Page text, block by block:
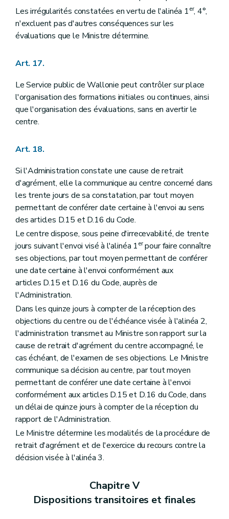
Les irrégularités constatées en vertu de l'alinéa 1er, 4°,
n'excluent pas d'autres conséquences sur les
évaluations que le Ministre détermine.
Art. 17.
Le Service public de Wallonie peut contrôler sur place
l'organisation des formations initiales ou continues, ainsi
que l'organisation des évaluations, sans en avertir le
centre.
Art. 18.
Si l'Administration constate une cause de retrait
d'agrément, elle la communique au centre concerné dans
les trente jours de sa constatation, par tout moyen
permettant de conférer date certaine à l'envoi au sens
des articles D.15 et D.16 du Code.
Le centre dispose, sous peine d'irrecevabilité, de trente
jours suivant l'envoi visé à l'alinéa 1erpour faire connaître
ses objections, par tout moyen permettant de conférer
une date certaine à l'envoi conformément aux
articles D.15 et D.16 du Code, auprès de
l'Administration.
Dans les quinze jours à compter de la réception des
objections du centre ou de l'échéance visée à l'alinéa 2,
l'administration transmet au Ministre son rapport sur la
cause de retrait d'agrément du centre accompagné, le
cas échéant, de l'examen de ses objections. Le Ministre
communique sa décision au centre, par tout moyen
permettant de conférer une date certaine à l'envoi
conformément aux articles D.15 et D.16 du Code, dans
un délai de quinze jours à compter de la réception du
rapport de l'Administration.
Le Ministre détermine les modalités de la procédure de
retrait d'agrément et de l'exercice du recours contre la
décision visée à l'alinéa 3.
Chapitre V
Dispositions transitoires et finales